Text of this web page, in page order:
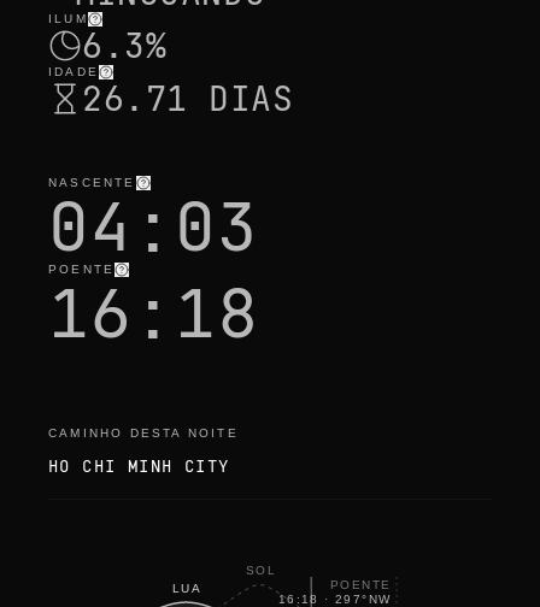
ILUM
6.3%
IDADE
26.71 DIAS
NASCENTE
04:03
POENTE
16:18
CAMINHO DESTA NOITE
HO CHI MINH CITY
LUA
SOL
POENTE
16:18
· 297 °NW